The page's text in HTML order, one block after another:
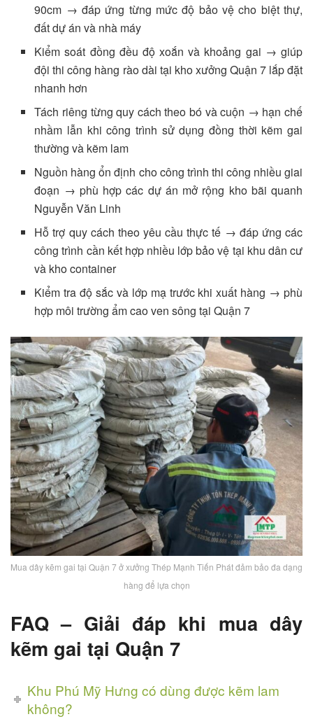
90cm → đáp ứng từng mức độ bảo vệ cho biệt thự,
đất dự án và nhà máy
Kiểm soát đồng đều độ xoắn và khoảng gai → giúp
đội thi công hàng rào dài tại kho xưởng Quận 7 lắp đặt
nhanh hơn
Tách riêng từng quy cách theo bó và cuộn → hạn chế
nhầm lẫn khi công trình sử dụng đồng thời kẽm gai
thường và kẽm lam
Nguồn hàng ổn định cho công trình thi công nhiều giai
đoạn → phù hợp các dự án mở rộng kho bãi quanh
Nguyễn Văn Linh
Hỗ trợ quy cách theo yêu cầu thực tế → đáp ứng các
công trình cần kết hợp nhiều lớp bảo vệ tại khu dân cư
và kho container
Kiểm tra độ sắc và lớp mạ trước khi xuất hàng → phù
hợp môi trường ẩm cao ven sông tại Quận 7
Mua dây kẽm gai tại Quận 7 ở xưởng Thép Mạnh Tiến Phát đảm bảo đa dạng
hàng để lựa chọn
FAQ – Giải đáp khi mua dây
kẽm gai tại Quận 7
Khu Phú Mỹ Hưng có dùng được kẽm lam
không?